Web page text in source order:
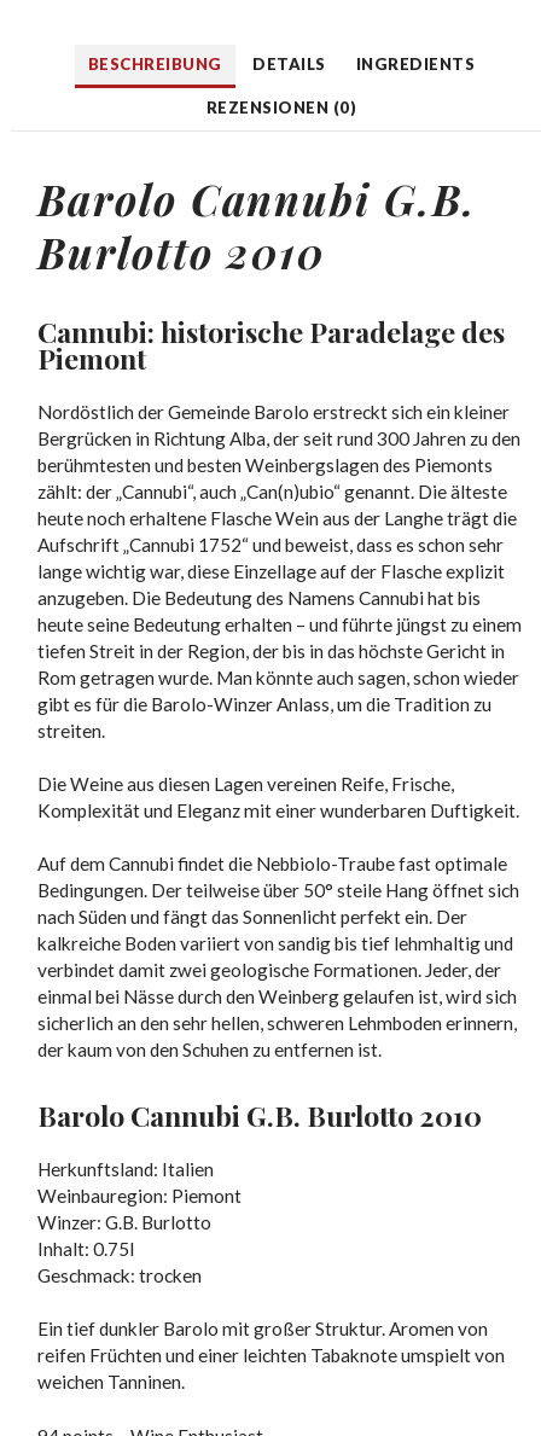
BESCHREIBUNG DETAILS INGREDIENTS
REZENSIONEN (0)
Barolo Cannubi G.B.
Burlotto 2010
Cannubi: historische Paradelage des
Piemont
Nordöstlich der Gemeinde Barolo erstreckt sich ein kleiner
Bergrücken in Richtung Alba, der seit rund 300 Jahren zu den
berühmtesten und besten Weinbergslagen des Piemonts
zählt: der „Cannubi“, auch „Can(n)ubio“ genannt. Die älteste
heute noch erhaltene Flasche Wein aus der Langhe trägt die
Aufschrift „Cannubi 1752“ und beweist, dass es schon sehr
lange wichtig war, diese Einzellage auf der Flasche explizit
anzugeben. Die Bedeutung des Namens Cannubi hat bis
heute seine Bedeutung erhalten – und führte jüngst zu einem
tiefen Streit in der Region, der bis in das höchste Gericht in
Rom getragen wurde. Man könnte auch sagen, schon wieder
gibt es für die Barolo-Winzer Anlass, um die Tradition zu
streiten.
Die Weine aus diesen Lagen vereinen Reife, Frische,
Komplexität und Eleganz mit einer wunderbaren Duftigkeit.
Auf dem Cannubi findet die Nebbiolo-Traube fast optimale
Bedingungen. Der teilweise über 50° steile Hang öffnet sich
nach Süden und fängt das Sonnenlicht perfekt ein. Der
kalkreiche Boden variiert von sandig bis tief lehmhaltig und
verbindet damit zwei geologische Formationen. Jeder, der
einmal bei Nässe durch den Weinberg gelaufen ist, wird sich
sicherlich an den sehr hellen, schweren Lehmboden erinnern,
der kaum von den Schuhen zu entfernen ist.
Barolo Cannubi G.B. Burlotto 2010
Herkunftsland: Italien
Weinbauregion: Piemont
Winzer: G.B. Burlotto
Inhalt: 0.75l
Geschmack: trocken
Ein tief dunkler Barolo mit großer Struktur. Aromen von
reifen Früchten und einer leichten Tabaknote umspielt von
weichen Tanninen.